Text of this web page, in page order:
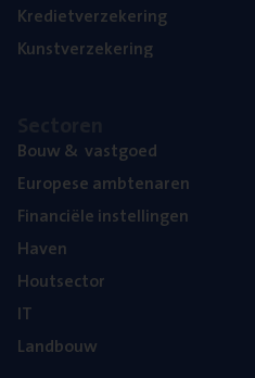
Kre­diet­ver­ze­ke­ring
Kunst­ver­ze­ke­ring
Bouw& vastgoed
Euro­pe­se ambtenaren
Finan­ci­ë­le instellingen
Haven
Hout­sec­tor
IT
Land­bouw